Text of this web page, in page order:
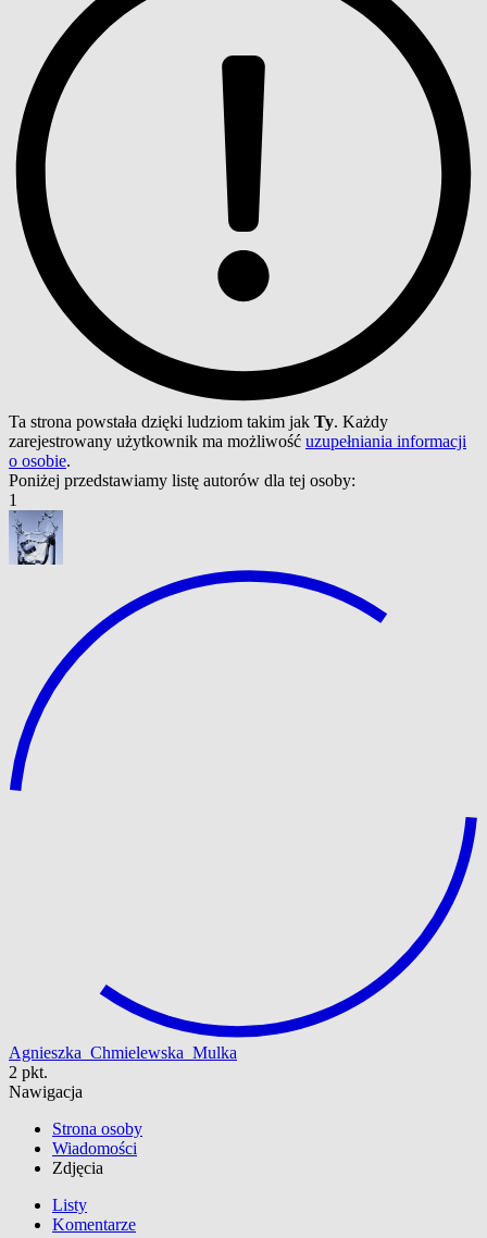
Ta strona powstała dzięki ludziom takim jak Ty. Każdy
zarejestrowany użytkownik ma możliwość uzupełniania informacji
o osobie.
Poniżej przedstawiamy listę autorów dla tej osoby:
1
Agnieszka_Chmielewska_Mulka
2 pkt.
Nawigacja
Strona osoby
Wiadomości
Zdjęcia
Listy
Komentarze